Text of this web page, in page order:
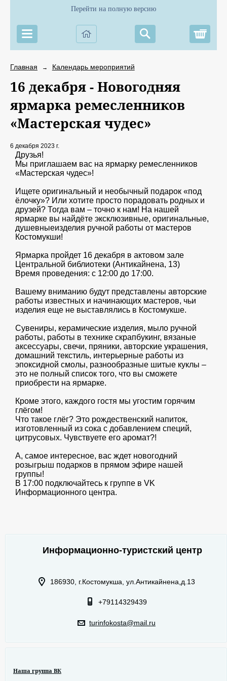
Перейти на полную версию
Главная → Календарь мероприятий
16 декабря - Новогодняя
ярмарка ремесленников
«Мастерская чудес»
6 декабря 2023 г.
Друзья!
Мы приглашаем вас на ярмарку ремесленников
«Мастерская чудес»!
Ищете оригинальный и необычный подарок «под
ёлочку»? Или хотите просто порадовать родных и
друзей? Тогда вам – точно к нам! На нашей
ярмарке вы найдёте эксклюзивные, оригинальные,
душевныеизделия ручной работы от мастеров
Костомукши!
Ярмарка пройдет 16 декабря в актовом зале
Центральной библиотеки (Антикайнена, 13)
Время проведения: с 12:00 до 17:00.
Вашему вниманию будут представлены авторские
работы известных и начинающих мастеров, чьи
изделия еще не выставлялись в Костомукше.
Сувениры, керамические изделия, мыло ручной
работы, работы в технике скрапбукинг, вязаные
аксессуары, свечи, пряники, авторские украшения,
домашний текстиль, интерьерные работы из
эпоксидной смолы, разнообразные шитые куклы –
это не полный список того, что вы сможете
приобрести на ярмарке.
Кроме этого, каждого гостя мы угостим горячим
глёгом!
Что такое глёг? Это рождественский напиток,
изготовленный из сока с добавлением специй,
цитрусовых. Чувствуете его аромат?!
А, самое интересное, вас ждет новогодний
розыгрыш подарков в прямом эфире нашей
группы!
В 17:00 подключайтесь к группе в VK
Информационного центра.
Информационно-туристский центр
186930, г.Костомукша, ул.Антикайнена,д.13
+79114329439
turinfokosta@mail.ru
Наша группа ВК